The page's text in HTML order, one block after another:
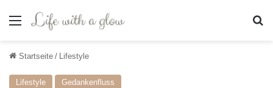
Menü
Startseite / Lifestyle
Lifestyle Gedankenfluss